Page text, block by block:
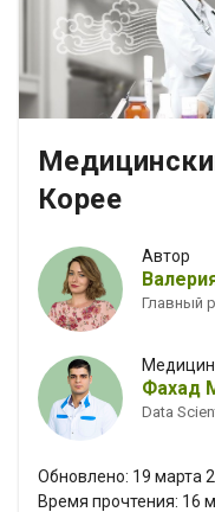
Корее
Автор
Главный
Фахад
Data
Обновлено: 19 марта
Время прочтения: 16